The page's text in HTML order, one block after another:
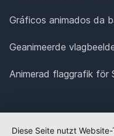
Gráficos animados da
Geanimeerde
Animerad flaggrafik för
Diese Seite nutzt